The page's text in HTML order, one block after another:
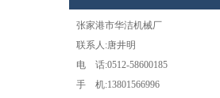
张家港市华洁机械厂
联系人:唐井明
电 话:0512-58600185
手 机:13801566996